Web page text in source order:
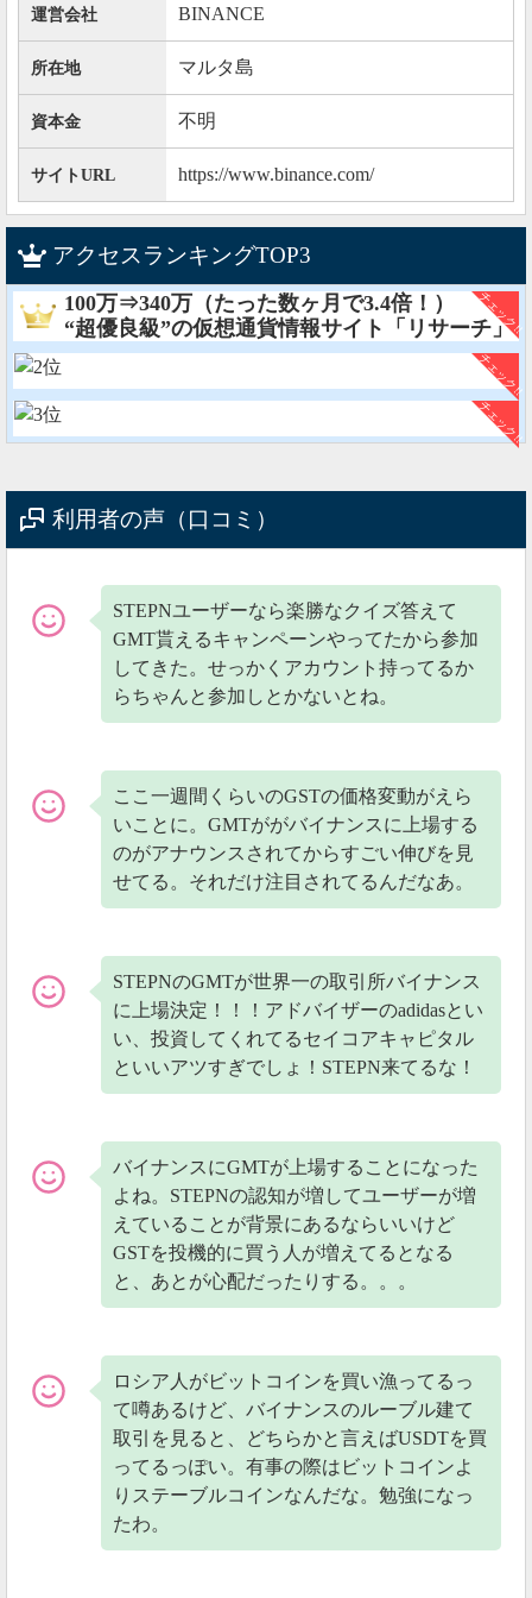
運営会社 BINANCE
所在地 マルタ島
資本金 不明
サイトURL https://www.binance.com/
アクセスランキングTOP3
100万⇒340万（たった数ヶ月で3.4倍！）
“超優良級”の仮想通貨情報サイト「リサーチ」
利用者の声（口コミ）
STEPNユーザーなら楽勝なクイズ答えて
GMT貰えるキャンペーンやってたから参加
してきた。せっかくアカウント持ってるか
らちゃんと参加しとかないとね。
ここ一週間くらいのGSTの価格変動がえら
いことに。GMTががバイナンスに上場する
のがアナウンスされてからすごい伸びを見
せてる。それだけ注目されてるんだなあ。
STEPNのGMTが世界一の取引所バイナンス
に上場決定！！！アドバイザーのadidasとい
い、投資してくれてるセイコアキャピタル
といいアツすぎでしょ！STEPN来てるな！
バイナンスにGMTが上場することになった
よね。STEPNの認知が増してユーザーが増
えていることが背景にあるならいいけど
GSTを投機的に買う人が増えてるとなる
と、あとが心配だったりする。。。
ロシア人がビットコインを買い漁ってるっ
て噂あるけど、バイナンスのルーブル建て
取引を見ると、どちらかと言えばUSDTを買
ってるっぽい。有事の際はビットコインよ
りステーブルコインなんだな。勉強になっ
たわ。